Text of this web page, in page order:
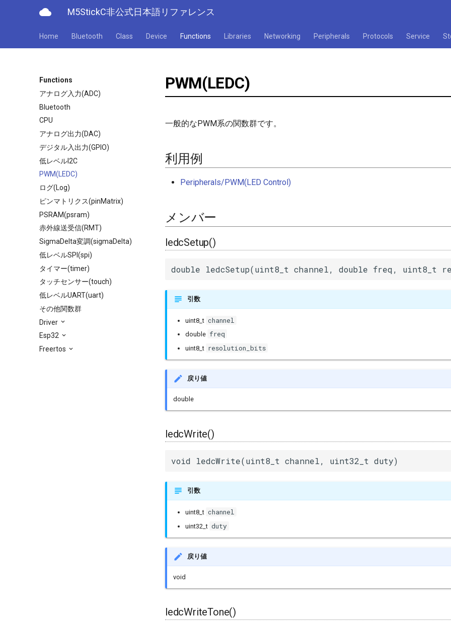
cloud M5StickC非公式日本語リファレンス
Home Bluetooth Class Device Functions Libraries Networking Peripherals Protocols Service
Functions
アナログ入力(ADC)
Bluetooth
CPU
アナログ出力(DAC)
デジタル入出力(GPIO)
低レベルI2C
PWM(LEDC)
ログ(Log)
ピンマトリクス(pinMatrix)
PSRAM(psram)
赤外線送受信(RMT)
SigmaDelta変調(sigmaDelta)
低レベルSPI(spi)
タイマー(timer)
タッチセンサー(touch)
低レベルUART(uart)
その他関数群
Driver
Esp32
Freertos
PWM(LEDC)
一般的なPWM系の関数群です。
利用例
Peripherals/PWM(LED Control)
メンバー
ledcSetup()
double ledcSetup(uint8_t channel, double freq, uint8_t
引数
uint8_t channel
double freq
uint8_t resolution_bits
戻り値
double
ledcWrite()
void ledcWrite(uint8_t channel, uint32_t duty)
引数
uint8_t channel
uint32_t duty
戻り値
void
ledcWriteTone()